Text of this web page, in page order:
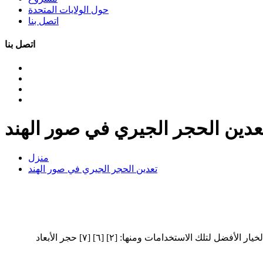
حول الولايات المتحدة
اتصل بنا
اتصل بنا
الحجر الجيري في صور الهند
منزل
تعدين الحجر الجيري في صور الهند
ما هو الحجر الجيري وما هي استخداماته؟ يستخدم الحجر الجيري في العديد من المجالات مثل البناء والزراعة لما يمتلكه من مزايا تجعل منه الخيار الأفضل لتلك الاستخدامات ومنها: [٢] [٦] [٧] حجر الأبعاد